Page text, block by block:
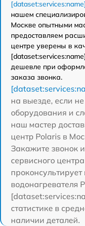
нашем
Москве опытными
предоставляем
центре уверены в
дешевле при
заказа звонка.
на выезде, если
оборудования и
наш мастер
центр Polaris в
Закажите звонок
сервисного
водонагревателя
статистике в
наличии деталей.